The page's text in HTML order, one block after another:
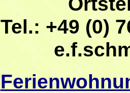
Tel.: +49 (0)